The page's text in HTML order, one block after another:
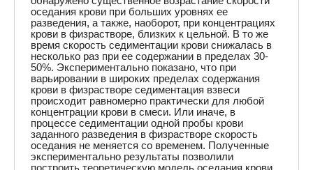
оседания крови при больших уровнях ее
разведения, а также, наоборот, при концентрациях
крови в физрастворе, близких к цельной. В то же
время скорость седиментации крови снижалась в
несколько раз при ее содержании в пределах 30-
50%. Экспериментально показано, что при
варьировании в широких пределах содержания
крови в физрастворе седиментация взвеси
происходит равномерно практически для любой
концентрации крови в смеси. Или иначе, в
процессе седиментации одной пробы крови
заданного разведения в физрастворе скорость
оседания не меняется со временем. Полученные
экспериментально результаты позволили